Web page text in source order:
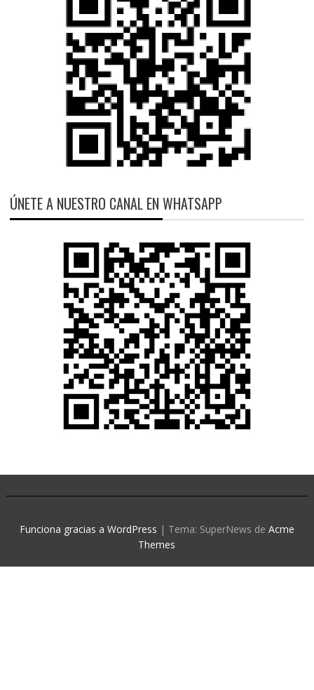
ÚNETE A NUESTRO CANAL EN WHATSAPP
Funciona gracias a WordPress | Tema: SuperNews de Acme
Themes